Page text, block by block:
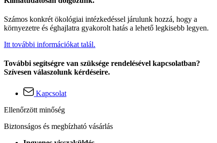
Számos konkrét ökológiai intézkedéssel járulunk hozzá, hogy a
környezetre és éghajlatra gyakorolt hatás a lehető legkisebb legyen.
Itt további információkat talál.
További segítségre van szüksége rendelésével kapcsolatban?
Szívesen válaszolunk kérdéseire.
Kapcsolat
Ellenőrzött minőség
Biztonságos és megbízható vásárlás